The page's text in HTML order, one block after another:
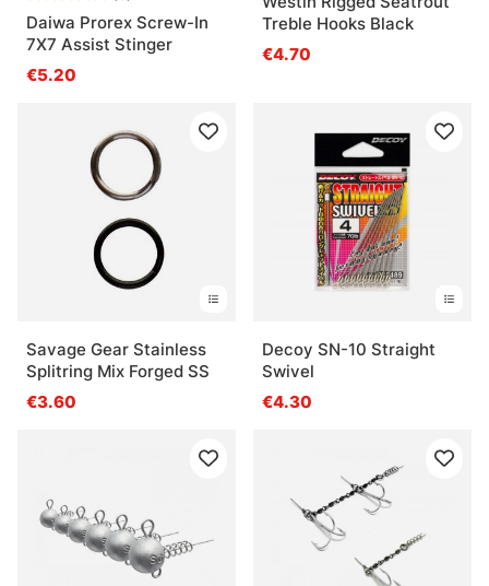
Daiwa Prorex Screw-In
7X7 Assist Stinger
€5.20
Treble Hooks Black
€4.70
Savage Gear Stainless
Splitring Mix Forged SS
€3.60
Decoy SN-10 Straight
Swivel
€4.30